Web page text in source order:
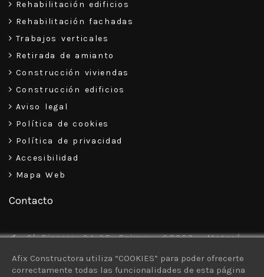
Rehabilitación edificios
Rehabilitación fachadas
Trabajos verticales
Retirada de amianto
Construcción viviendas
Construcción edificios
Aviso legal
Política de cookies
Política de privacidad
Accesibilidad
Mapa Web
Contacto
C\ Pizarro, 34-38, Baixos – 08302 – Mataró
93 757 30 13
Afix Constructora utiliza “COOKIES” para poder ofrecerte
correctamente todas las funcionalidades de esta página